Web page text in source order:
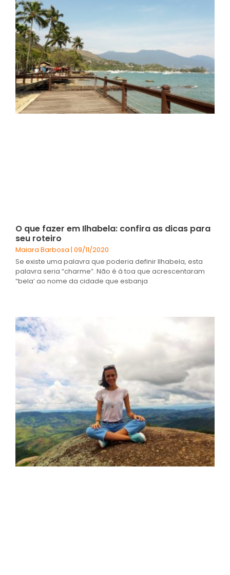
O que fazer em Ilhabela: confira as dicas para
seu roteiro
Maiara Barbosa 09/11/2020
Se existe uma palavra que poderia definir Ilhabela, esta
palavra seria “charme”. Não é à toa que acrescentaram
“bela’ ao nome da cidade que esbanja